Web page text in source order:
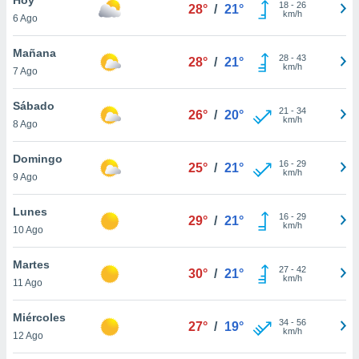
y
en
más
de
6 Ago
28° / 21° 18- 26
km/h
Mañana
7 Ago
28° / 21° 28- 43
km/h
Sábado
8 Ago
26° / 20° 21 - 34
km/h
Domingo
9 Ago
25° / 21° 16- 29
km/h
Lunes
10 Ago
29° / 21° 16- 29
km/h
Martes
11 Ago
30° / 21° 27- 42
km/h
Miércoles
12 Ago
27° / 19° 34- 56
km/h